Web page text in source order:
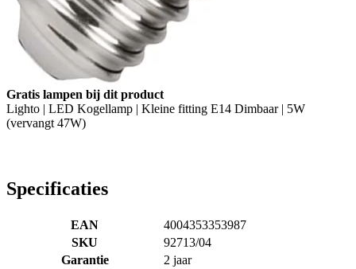
Gratis lampen bij dit product
Lighto | LED Kogellamp | Kleine fitting E14 Dimbaar | 5W
(vervangt 47W)
Specificaties
EAN
4004353353987
SKU
92713/04
Garantie
2 jaar